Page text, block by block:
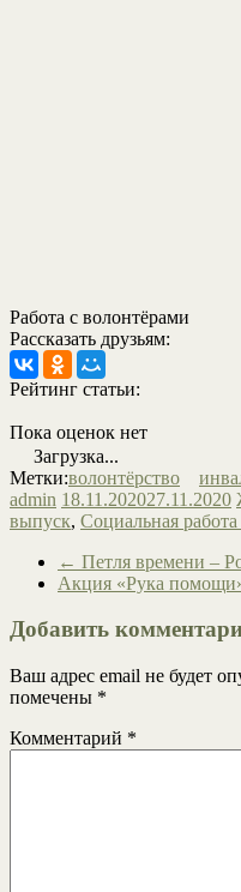
Работа с волонтёрами
Рассказать друзьям:
Рейтинг статьи:
Пока оценок нет
Загрузка...
Метки:волонтёрство
admin 18.11.202027.11.2020
выпуск, Социальная
← Петля времени –
Акция «Рука
Добавить
Ваш адрес email не будет
помечены *
Комментарий *